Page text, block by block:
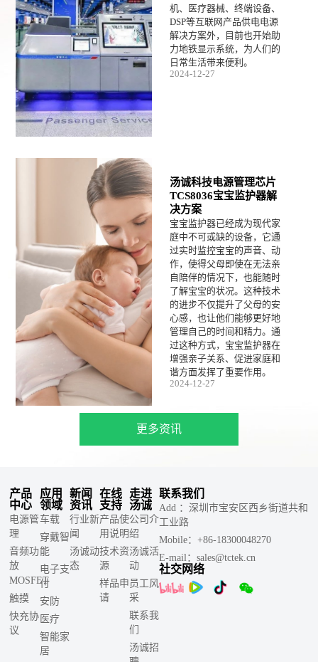
机、医疗器械、终端设备、
DSP等互联网产品供电电源
解决方案外，目前也开始助
力地铁显示系统，为人们的
日常生活带来便利。
2024-12-27
汤诚科技电源管理芯片
TCS8036宝宝监护器解
决方案
宝宝监护器已经成为现代家
庭中不可或缺的设备，它通
过实时监控宝宝的声音、动
作，使得父母即使在无法亲
自陪伴的情况下，也能随时
了解宝宝的状况。这种技术
的进步不仅提升了父母的安
心感，也让他们能够更好地
管理自己的时间和精力。通
过这种方式，宝宝监护器在
增强亲子关系、促进家庭和
谐方面发挥了重要作用。
2024-12-27
更多资讯
产品
中心
电源管
理
音频功
放
MOSFET
触摸
快充协
议
应用
领域
车载
穿戴智
能
电子支
付
安防
医疗
智能家
居
新闻
资讯
行业新
闻
汤诚动
态
在线
支持
产品使
用说明
技术资
源
样品申
请
走进
汤诚
公司介
绍
汤诚活
动
员工风
采
联系我
们
汤诚招
联系我们
Add ：深圳市宝安区西乡街道共和
工业路
Mobile：+86-18300048270
E-mail：sales@tctek.cn
社交网络